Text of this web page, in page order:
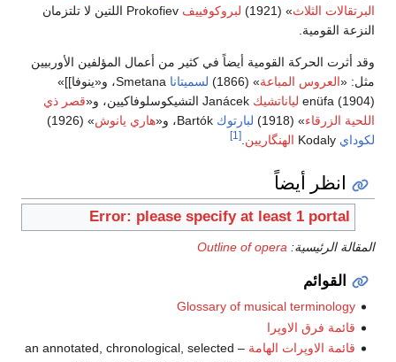
البرتقالات الثلاث» (1921) لبروكوفييف
Prokofiev اللتين لا تلتزمان
النزعة القومية.
وقد أثرت الحركة القومية أيضاً في كثير من أعمال المؤلفين الأوربيين
مثل: «العروس المباعة» (1866) لسميتانا
Smetana، و«ينوفا]]»
(1904) enüfa
لياناتشيك
قصر ذي
اللحية الزرقاء» (1918) لبارتوك هاري يانوش» (1926)
لكوداي
الهنگاريين.
[1]
انظر أيضاً
Error: please specify at least 1 portal
المقالة الرئيسية: Outline of opera
القوائم
Glossary of musical terminology
قائمة فرق الاوپرا
قائمة الاوپرات الهامة
– an annotated, chronological, selected